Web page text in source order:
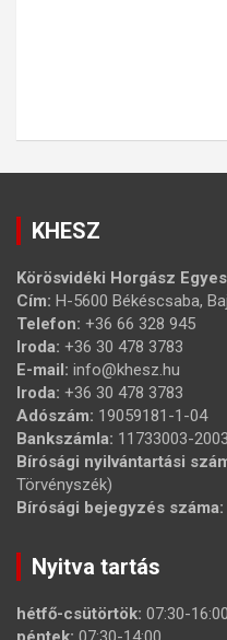
KHESZ
Körösvidéki Horgász
Cím: H-5600 Békéscsaba,
Telefon: +36 66 328 945
Iroda: +36 30 478 3783
E-mail: info@khesz.hu
Iroda: +36 30 478 3783
Adószám: 19059181-1-04
Bankszámla: 11733003-
Bírósági nyilvántartási
Törvényszék)
Bírósági bejegyzés száma:
Nyitva tartás
hétfő-csütörtök: 07:30-16:00